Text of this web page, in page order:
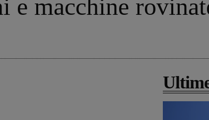
e macchine